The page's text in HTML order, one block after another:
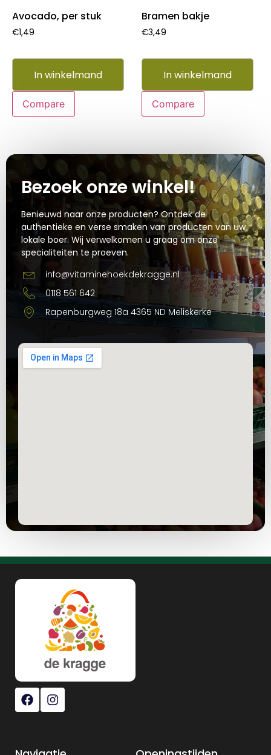
Avocado, per stuk
€1,49
In winkelmand
Compare
Bramen bakje
€3,49
In winkelmand
Compare
Bezoek onze winkel!
Benieuwd naar onze producten? Ontdek de
authentieke en verse smaken van producten van uw
lokale boer. Wij verwelkomen u graag om onze
specialiteiten te proeven.
info@vitaminehoekdekragge.nl
0118 561 642
Rapenburgweg 18a 4365 ND Meliskerke